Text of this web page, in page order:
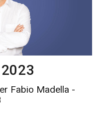
Fabio Madella -